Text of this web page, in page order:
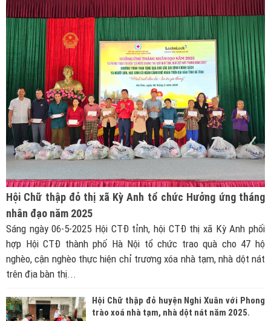
Hội Chữ thập đỏ thị xã Kỳ Anh tổ chức Hưởng ứng tháng
nhân đạo năm 2025
Sáng ngày 06-5-2025 Hội CTĐ tỉnh, hội CTĐ thị xã Kỳ Anh phối
hợp Hội CTĐ thành phố Hà Nội tổ chức trao quà cho 47 hộ
nghèo, cận nghèo thực hiện chỉ trương xóa nhà tạm, nhà dột nát
trên địa bàn thị...
Hội Chữ thập đỏ huyện Nghi Xuân với Phong
trào xoá nhà tạm, nhà dột nát năm 2025.